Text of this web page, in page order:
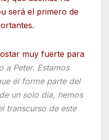
será el primero de
.
muy fuerte para
a Peter. Estamos
él forme parte del
un solo día, hemos
transcurso de este